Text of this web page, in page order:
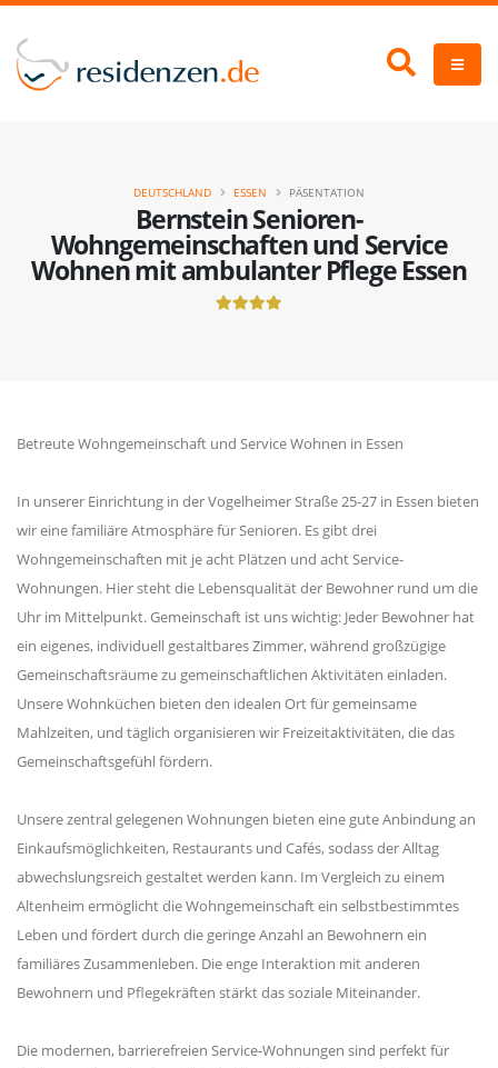
Bernstein Senioren-
Wohngemeinschaften und Service
Wohnen mit ambulanter Pflege Essen
DEUTSCHLAND ESSEN PÄSENTATION
Betreute Wohngemeinschaft und Service Wohnen in Essen
In unserer Einrichtung in der Vogelheimer Straße 25-27 in Essen bieten
wir eine familiäre Atmosphäre für Senioren. Es gibt drei
Wohngemeinschaften mit je acht Plätzen und acht Service-
Wohnungen. Hier steht die Lebensqualität der Bewohner rund um die
Uhr im Mittelpunkt. Gemeinschaft ist uns wichtig: Jeder Bewohner hat
ein eigenes, individuell gestaltbares Zimmer, während großzügige
Gemeinschaftsräume zu gemeinschaftlichen Aktivitäten einladen.
Unsere Wohnküchen bieten den idealen Ort für gemeinsame
Mahlzeiten, und täglich organisieren wir Freizeitaktivitäten, die das
Gemeinschaftsgefühl fördern.
Unsere zentral gelegenen Wohnungen bieten eine gute Anbindung an
Einkaufsmöglichkeiten, Restaurants und Cafés, sodass der Alltag
abwechslungsreich gestaltet werden kann. Im Vergleich zu einem
Altenheim ermöglicht die Wohngemeinschaft ein selbstbestimmtes
Leben und fördert durch die geringe Anzahl an Bewohnern ein
familiäres Zusammenleben. Die enge Interaktion mit anderen
Bewohnern und Pflegekräften stärkt das soziale Miteinander.
Die modernen, barrierefreien Service-Wohnungen sind perfekt für